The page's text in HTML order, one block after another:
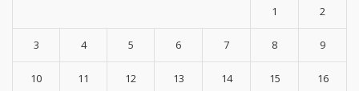
1 2
3 4 5 6 7 8 9
10 11 12 13 14 15 16